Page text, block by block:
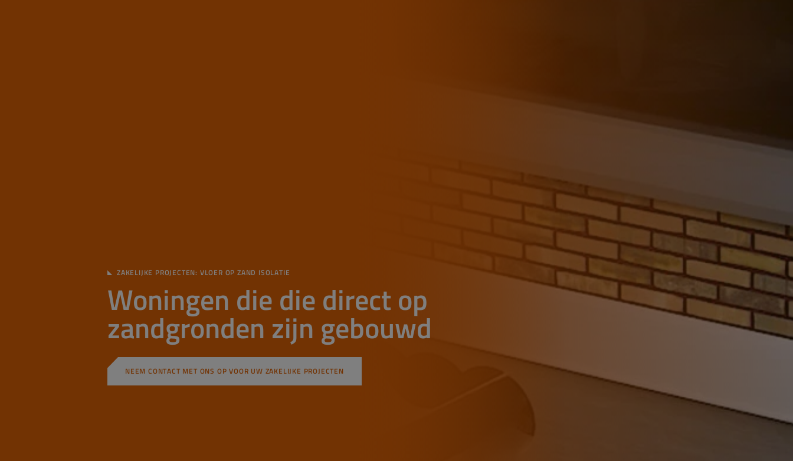
ZAKELIJKE PROJECTEN: VLOER OP ZAND ISOLATIE
Woningen die die direct op
zandgronden zijn gebouwd
NEEM CONTACT MET ONS OP VOOR UW ZAKELIJKE PROJECTEN